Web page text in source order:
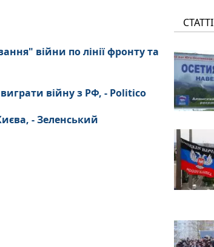
війни по лінії фронту та
війну з РФ, - Politico
- Зеленський
СТАТТІ